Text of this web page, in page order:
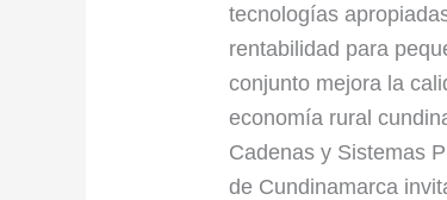
tecnologías
rentabilidad para
conjunto mejora la
economía rural
Cadenas y Sistemas
de Cundinamarca